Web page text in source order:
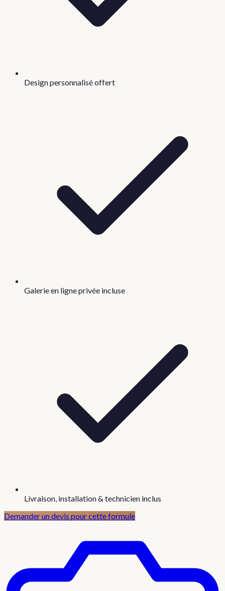
Design personnalisé offert
Galerie en ligne privée incluse
Livraison, installation & technicien inclus
Demander un devis pour cette formule